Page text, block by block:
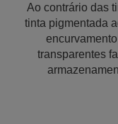
Ao contrário das
tinta pigmentada
transparentes